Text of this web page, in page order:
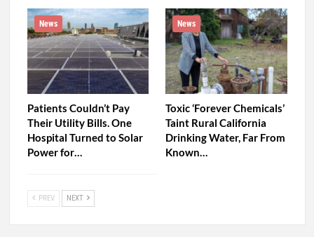
News
Patients Couldn’t Pay
Their Utility Bills. One
Hospital Turned to Solar
Power for…
News
Toxic ‘Forever Chemicals’
Taint Rural California
Drinking Water, Far From
Known…
PREV NEXT